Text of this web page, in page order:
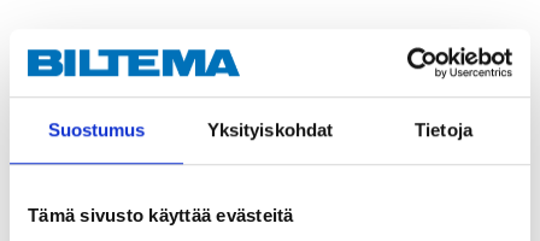
Suostumus Yksityiskohdat Tietoja
Tämä sivusto käyttää evästeitä
Technical specifications
Length
1600 mm
Height